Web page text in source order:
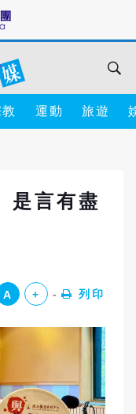
運動 旅遊
是言有盡
A + 列印